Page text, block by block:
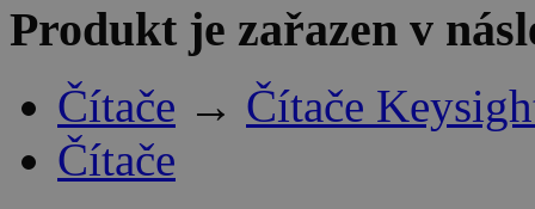
Produkt je zařazen v
Čítače → Čítače
Čítače